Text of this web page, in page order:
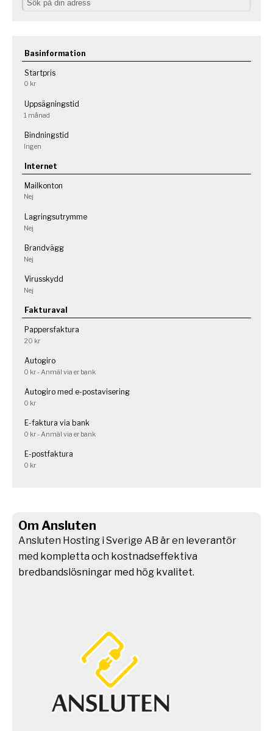
Basinformation
Startpris
0 kr
Uppsägningstid
1 månad
Bindningstid
Ingen
Internet
Mailkonton
Nej
Lagringsutrymme
Nej
Brandvägg
Nej
Virusskydd
Nej
Fakturaval
Pappersfaktura
20 kr
Autogiro
0 kr - Anmäl via er bank
Autogiro med e-postavisering
0 kr
E-faktura via bank
0 kr - Anmäl via er bank
E-postfaktura
0 kr
Om Ansluten
Ansluten Hosting i Sverige AB är en leverantör
med kompletta och kostnadseffektiva
bredbandslösningar med hög kvalitet.